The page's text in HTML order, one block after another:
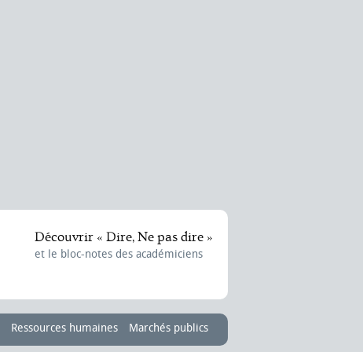
Découvrir « Dire, Ne pas dire »
et le bloc-notes des académiciens
Ressources humaines Marchés publics